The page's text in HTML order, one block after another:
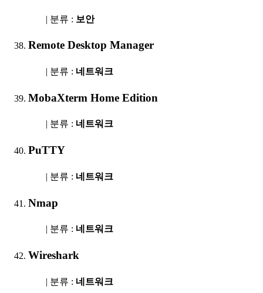
| 분류 : 보안
Remote Desktop Manager
| 분류 : 네트워크
MobaXterm Home Edition
| 분류 : 네트워크
PuTTY
| 분류 : 네트워크
Nmap
| 분류 : 네트워크
Wireshark
| 분류 : 네트워크